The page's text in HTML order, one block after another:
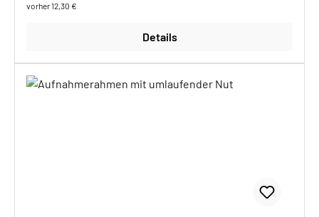
vorher 12,30 €
Details